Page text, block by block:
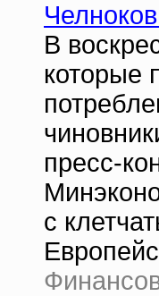
В
которые
пресс-
с